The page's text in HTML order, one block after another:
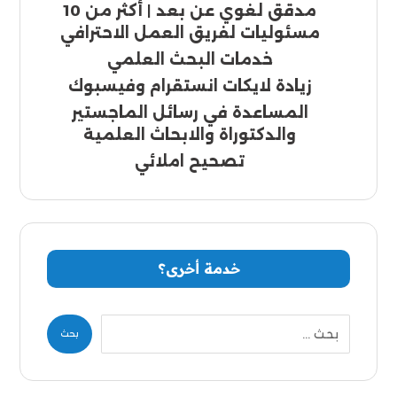
مدقق لغوي عن بعد | أكثر من 10
مسئوليات لفريق العمل الاحترافي
خدمات البحث العلمي
زيادة لايكات انستقرام وفيسبوك
المساعدة في رسائل الماجستير
والدكتوراة والابحاث العلمية
تصحيح املائي
خدمة أخرى؟